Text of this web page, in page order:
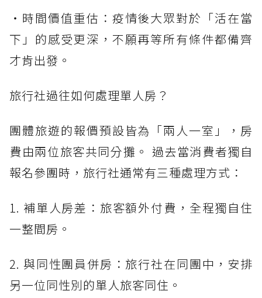
・時間價值重估：疫情後大眾對於「活在當
下」的感受更深，不願再等所有條件都備齊
才肯出發。
旅行社過往如何處理單人房？
團體旅遊的報價預設皆為「兩人一室」，房
費由兩位旅客共同分攤。 過去當消費者獨自
報名參團時，旅行社通常有三種處理方式：
1. 補單人房差：旅客額外付費，全程獨自住
一整間房。
2. 與同性團員併房：旅行社在同團中，安排
另一位同性別的單人旅客同住。